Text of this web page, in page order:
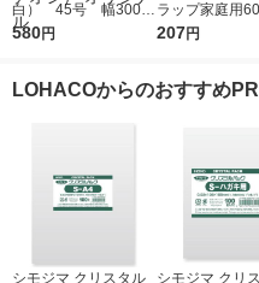
白） 45号 幅300m
m×マチ140mm×縦53
リジナル
580円
ラップ家庭用
り I-WRAP-HT 1
207円
LOHACOからのおすすめ
シモジマ クリスタル
シモジマ クリ